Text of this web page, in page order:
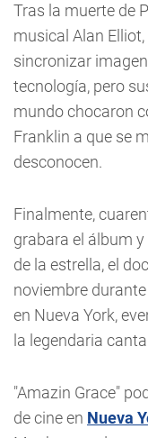
Tras la muerte de
musical Alan
sincronizar
tecnología, pero
mundo chocaron
Franklin a que se
desconocen.
Finalmente,
grabara el álbum
de la estrella, el
noviembre
en Nueva York,
la legendaria
"Amazin Grace"
de cine en Nueva